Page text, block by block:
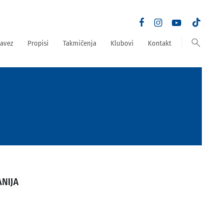
Propisi Takmičenja Klubovi Kontakt search